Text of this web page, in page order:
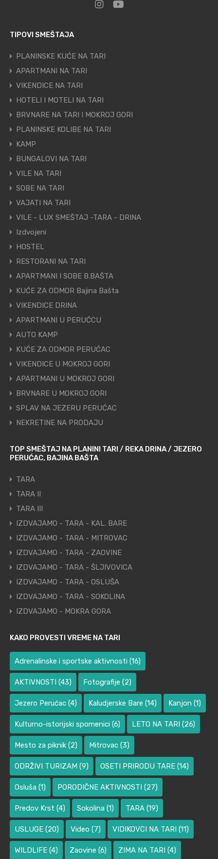
TIPOVI SMEŠTAJA
PLANINSKE KUĆE NA TARI
APARTMANI NA TARI
VIKENDICE NA TARI
HOTELI I MOTELI NA TARI
BRVNARE NA TARI I MOKROJ GORI
PLANINSKE KOLIBE NA TARI
KAMP
BUNGALOVI NA TARI
VILE NA TARI
SOBE NA TARI
VAJATI NA TARI
VILE - LUX SMEŠTAJ -TARA - DRINA
Izdvojeni
HOSTEL
RESTORANI NA TARI
APARTMANI I SOBE B.BAŠTA
KUĆE ZA ODMOR Bajina Bašta
VIKENDICE DRINA
APARTMANI U PERUĆCU
AUTO KAMP
KUĆE ZA ODMOR PERUĆAC
VIKENDICE U MOKROJ GORI
APARTMANI U MOKROJ GORI
BRVNARE U MOKROJ GORI
SPLAV NA JEZERU PERUĆAC
NEKRETINE NA PRODAJU
TOP SMEŠTAJ NA PLANINI TARI / REKA DRINA / JEZERO
PERUĆAC, BAJINA BAŠTA
TARA
TARA II
TARA III
IZDVAJAMO - TARA - KAL. BARE
IZDVAJAMO - TARA - MITROVAC
IZDVAJAMO - TARA - ZAOVINE
IZDVAJAMO - TARA - ŠLJIVOVICA
IZDVAJAMO - TARA - OSLUŠA
IZDVAJAMO - TARA - SOKOLINA
IZDVAJAMO - MOKRA GORA
KAKO PROVESTI VREME NA TARI
Adrenalinske i sportske aktivnosti (16)
AKTIVNOSTI (43) Fotografije (2)
Jezero Perućac (4) Kaludjerske Bare (14) Kanjon (1)
Kulturno-istorijski spomenici (6) LETO NA TARI (26)
Mesto za piknik (2) Mitrovac (3)
ODRŽIVI TURIZAM (9) OSETI PRIRODU TARE (14)
Osluša (1) PORODIČNE AKTIVNOSTI (27)
Predov Krst (4) Sokolina (1) TARA (19)
USLUGE (20) Video (7) VIDIKOVCI NA TARI (11)
WILDLIFE (4) Zaovine (6) ZIMA NA TARI (4)